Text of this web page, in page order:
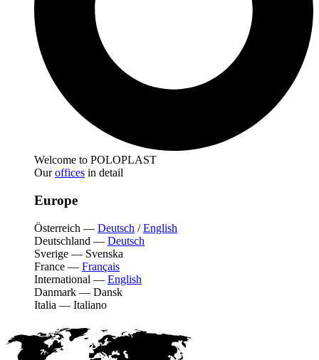
Welcome to POLOPLAST
Ouroffices in detail
Europe
Österreich — Deutsch /English
Deutschland — Deutsch
Sverige — Svenska
France — Français
International — English
Danmark — Dansk
Italia — Italiano